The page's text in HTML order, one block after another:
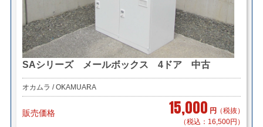
SAシリーズ メールボックス 4ドア 中古
オカムラ / OKAMUARA
販売価格 15,000 円 （税抜）
（税込：16,500円）